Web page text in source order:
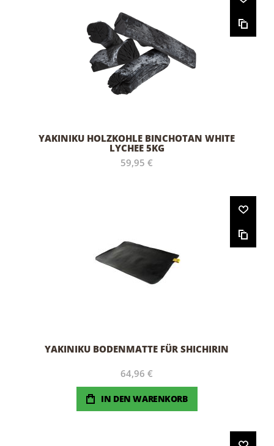
YAKINIKU HOLZKOHLE BINCHOTAN WHITE
LYCHEE 5KG
59,95 €
YAKINIKU BODENMATTE FÜR SHICHIRIN
64,96 €
IN DEN WARENKORB